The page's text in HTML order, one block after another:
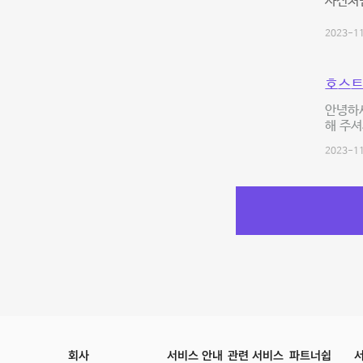
2023-
호스
안녕하
해 주
2023-
회사 서비스 안내 관련 서비스 파트너쉽